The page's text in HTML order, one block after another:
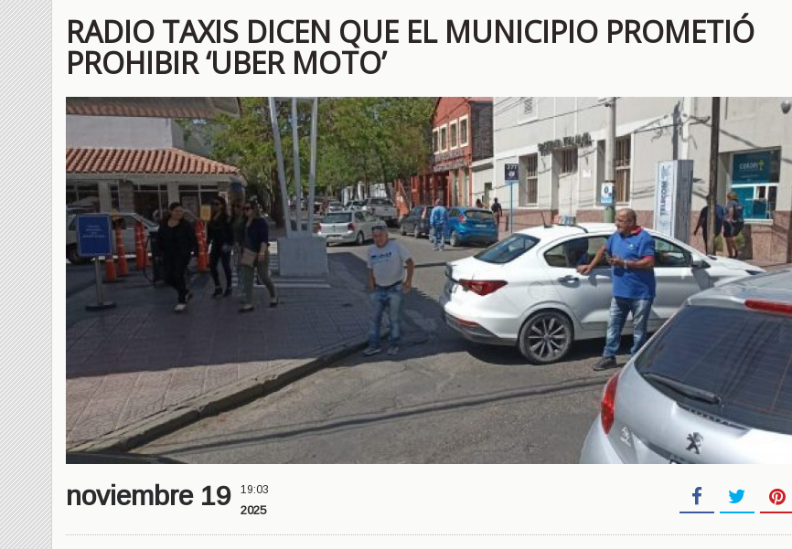
RADIO TAXIS DICEN QUE EL MUNICIPIO PROMETIÓ
PROHIBIR ‘UBER MOTO’
noviembre 19 19:03
2025